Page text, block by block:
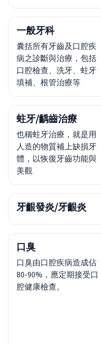
一般牙科
囊括所有牙齒及口腔疾
病之診斷與治療，包括
口腔檢查、洗牙、蛀牙
填補、根管治療等
蛀牙/齲齒治療
也稱蛀牙治療，就是用
人造的物質補上缺損牙
體，以恢復牙齒功能與
美觀
牙齦發炎/牙齦炎
口臭
口臭由口腔疾病造成佔
80-90%，應定期接受口
腔健康檢查。